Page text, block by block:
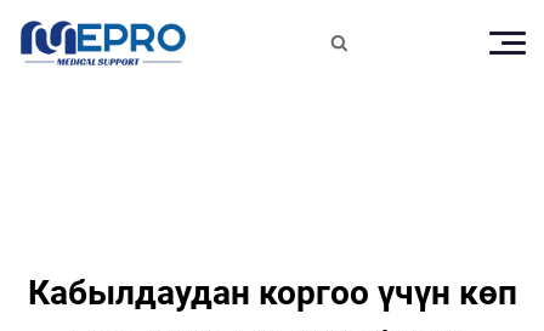

Кабылдаудан коргоо үчүн көп